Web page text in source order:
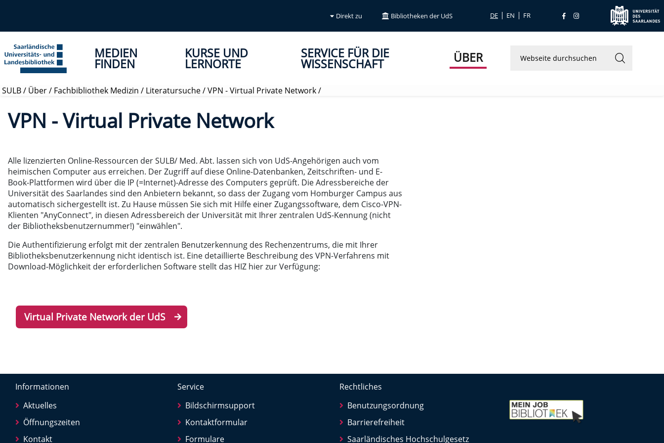
Direkt zu Bibliotheken der UdS DE EN FR
MEDIEN
FINDEN
KURSE UND
LERNORTE
SERVICE FÜR DIE
WISSENSCHAFT ÜBER
SULB/ Über/ Fachbibliothek Medizin / Literatursuche/VPN - Virtual Private Network/
VPN - Virtual Private Network
Alle lizenzierten Online-Ressourcen der SULB/ Med. Abt. lassen sich von UdS-Angehörigen auch vom
heimischen Computer aus erreichen. Der Zugriff auf diese Online-Datenbanken, Zeitschriften- und E-
Book-Plattformen wird über die IP (=Internet)-Adresse des Computers geprüft. Die Adressbereiche der
Universität des Saarlandes sind den Anbietern bekannt, so dass der Zugang vom Homburger Campus aus
automatisch sichergestellt ist. Zu Hause müssen Sie sich mit Hilfe einer Zugangssoftware, dem Cisco-VPN-
Klienten "AnyConnect", in diesen Adressbereich der Universität mit Ihrer zentralen UdS-Kennung (nicht
der Bibliotheksbenutzernummer!) "einwählen".
Die Authentifizierung erfolgt mit der zentralen Benutzerkennung des Rechenzentrums, die mit Ihrer
Bibliotheksbenutzerkennung nicht identisch ist. Eine detaillierte Beschreibung des VPN-Verfahrens mit
Download-Möglichkeit der erforderlichen Software stellt das HIZ hier zur Verfügung:
Virtual Private Network der UdS
Informationen
Aktuelles
Öffnungszeiten
Kontakt
Service
Bildschirmsupport
Kontaktformular
Formulare
Rechtliches
Benutzungsordnung
Barrierefreiheit
Saarländisches Hochschulgesetz